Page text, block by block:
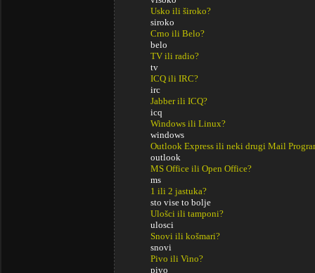
Usko ili široko?
siroko
Crno ili Belo?
belo
TV ili radio?
tv
ICQ ili IRC?
irc
Jabber ili ICQ?
icq
Windows ili Linux?
windows
Outlook Express ili neki drugi Mail
outlook
MS Office ili Open Office?
ms
1 ili 2 jastuka?
sto vise to bolje
Ulošci ili tamponi?
ulosci
Snovi ili košmari?
snovi
Pivo ili Vino?
pivo